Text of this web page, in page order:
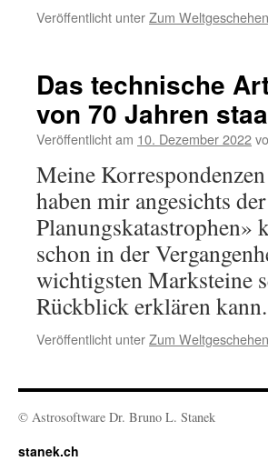
Veröffentlicht unterZum Weltgeschehen
Das technische
von 70 Jahren
Veröffentlicht am 10. Dezember 2022
Meine
haben mir angesichts
Planungskatastrophen»
schon in der
wichtigsten Marksteine
Rückblick erklären
Veröffentlicht unterZum Weltgeschehen
© Astrosoftware Dr. Bruno L. Stanek
stanek.ch